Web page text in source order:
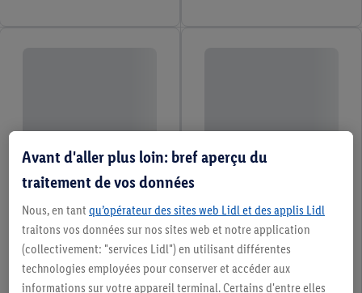
Avant d'aller plus loin: bref aperçu du
traitement de vos données
Nous, en tant qu’opérateur des sites web Lidl et des applis Lidl
traitons vos données sur nos sites web et notre application
(collectivement: "services Lidl") en utilisant différentes
technologies employées pour conserver et accéder aux
informations sur votre appareil terminal. Certains d'entre elles